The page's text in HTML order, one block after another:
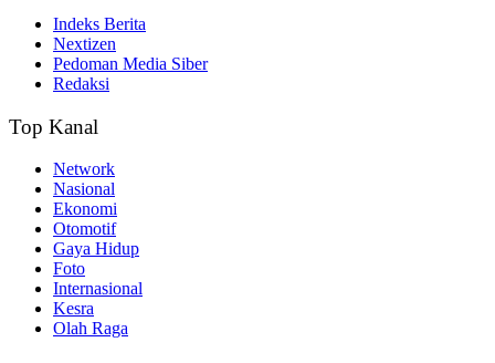
Indeks Berita
Nextizen
Pedoman Media Siber
Redaksi
Top Kanal
Network
Nasional
Ekonomi
Otomotif
Gaya Hidup
Foto
Internasional
Kesra
Olah Raga